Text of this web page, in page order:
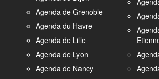
Agenda de Grenoble
Agenda du Havre
Agenda de Lille
Agenda de Lyon
Agenda de Nancy